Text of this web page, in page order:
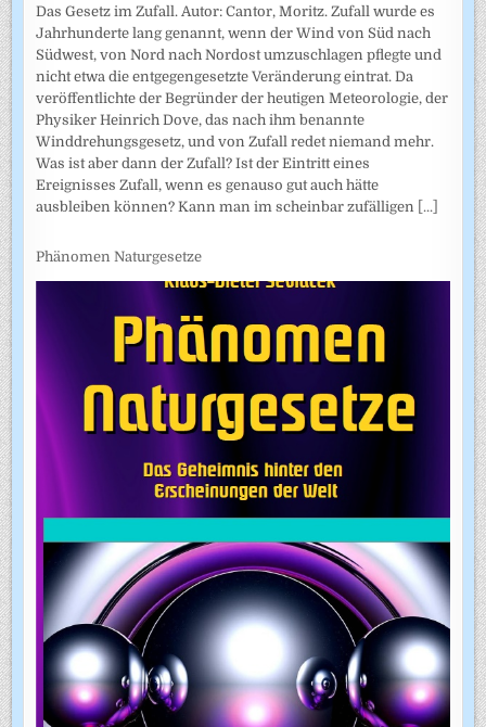
Das Gesetz im Zufall. Autor: Cantor, Moritz. Zufall wurde es
Jahrhunderte lang genannt, wenn der Wind von Süd nach
Südwest, von Nord nach Nordost umzuschlagen pflegte und
nicht etwa die entgegengesetzte Veränderung eintrat. Da
veröffentlichte der Begründer der heutigen Meteorologie, der
Physiker Heinrich Dove, das nach ihm benannte
Winddrehungsgesetz, und von Zufall redet niemand mehr.
Was ist aber dann der Zufall? Ist der Eintritt eines
Ereignisses Zufall, wenn es genauso gut auch hätte
ausbleiben können? Kann man im scheinbar zufälligen [...]
Phänomen Naturgesetze